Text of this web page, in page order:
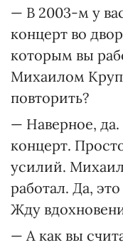
— В 2003-м у
концерт во
которым вы
Михаилом
повторить?
— Наверное,
концерт.
усилий.
работал. Да,
Жду
— А как вы